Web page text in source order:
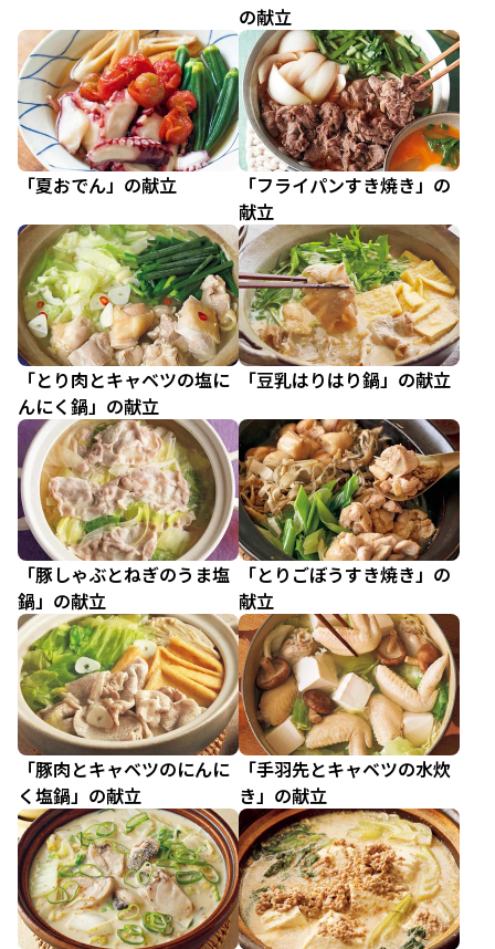
の献立
「夏おでん」の献立
「フライパンすき焼き」の
献立
「とり肉とキャベツの塩に
んにく鍋」の献立
「豆乳はりはり鍋」の献立
「豚しゃぶとねぎのうま塩
鍋」の献立
「とりごぼうすき焼き」の
献立
「豚肉とキャベツのにんに
く塩鍋」の献立
「手羽先とキャベツの水炊
き」の献立